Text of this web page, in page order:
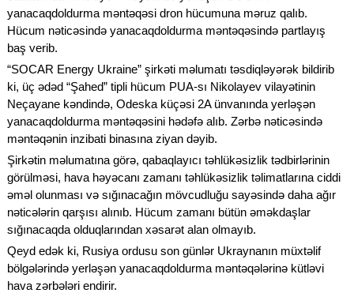
yanacaqdoldurma məntəqəsi dron hücumuna məruz qalıb.
Hücum nəticəsində yanacaqdoldurma məntəqəsində partlayış
baş verib.
“SOCAR Energy Ukraine” şirkəti məlumatı təsdiqləyərək bildirib
ki, üç ədəd “Şahed” tipli hücum PUA-sı Nikolayev vilayətinin
Neçayane kəndində, Odeska küçəsi 2A ünvanında yerləşən
yanacaqdoldurma məntəqəsini hədəfə alıb. Zərbə nəticəsində
məntəqənin inzibati binasına ziyan dəyib.
Şirkətin məlumatına görə, qabaqlayıcı təhlükəsizlik tədbirlərinin
görülməsi, hava həyəcanı zamanı təhlükəsizlik təlimatlarına ciddi
əməl olunması və sığınacağın mövcudluğu sayəsində daha ağır
nəticələrin qarşısı alınıb. Hücum zamanı bütün əməkdaşlar
sığınacaqda olduqlarından xəsarət alan olmayıb.
Qeyd edək ki, Rusiya ordusu son günlər Ukraynanın müxtəlif
bölgələrində yerləşən yanacaqdoldurma məntəqələrinə kütləvi
hava zərbələri endirir.